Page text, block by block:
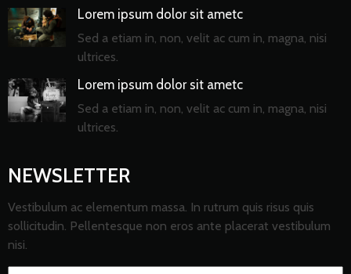
Lorem ipsum dolor sit ametc
Sed a etiam in, non, velit ac cum in, magna, nisi
ultrices.
Lorem ipsum dolor sit ametc
Sed a etiam in, non, velit ac cum in, magna, nisi
ultrices.
NEWSLETTER
Vestibulum ac elementum massa. In rutrum quis risus quis
sollicitudin. Pellentesque non eros ante placerat vestibulum
nisi.